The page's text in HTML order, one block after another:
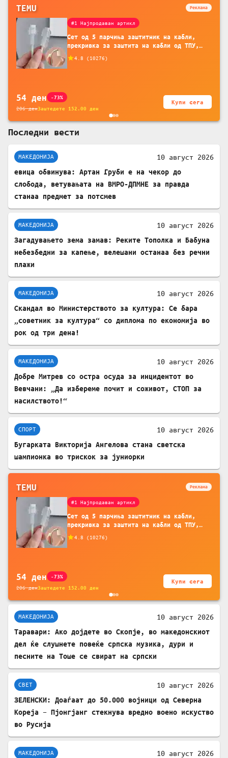
TEMU Реклама
#1 Најпродаван артикл
Сет од 5 парчиња заштитник на кабли,
прекривка за заштита на кабли од ТПУ,
батерија, за мобилни телефони, комплет
4.8 ( 10276)
54 ден -73%
206денЗаштедете 152.00 ден
Купи сега
Последни вести
МАКЕДОНИЈА 10 август 2026
евица обвинува: Артан Груби е на чекор до
слобода, ветувањата на ВМРО-ДПМНЕ за правда
станаа предмет за потсмев
МАКЕДОНИЈА 10 август 2026
Загадувањето зема замав: Реките Тополка и Бабуна
небезбедни за капење, велешани останаа без речни
плажи
МАКЕДОНИЈА 10 август 2026
Скандал во Министерството за култура: Се бара
„советник за култура“ со диплома по економија во
рок од три дена!
МАКЕДОНИЈА 10 август 2026
Добре Митрев со остра осуда за инцидентот во
Вевчани: „Да избереме почит и соживот, СТОП за
насилството!“
СПОРТ 10 август 2026
Бугарката Викторија Ангелова стана светска
шампионка во трискок за јуниорки
TEMU Реклама
#1 Најпродаван артикл
Сет од 5 парчиња заштитник на кабли,
прекривка за заштита на кабли од ТПУ,
батерија, за мобилни телефони, комплет
4.8 ( 10276)
54 ден -73%
206денЗаштедете 152.00 ден
Купи сега
МАКЕДОНИЈА 10 август 2026
Таравари: Ако дојдете во Скопје, во македонскиот
дел ќе слушнете повеќе српска музика, дури и
песните на Тоше се свират на српски
СВЕТ 10 август 2026
ЗЕЛЕНСКИ: Доаѓаат до 50.000 војници од Северна
Кореја – Пјонгјанг стекнува вредно воено искуство
во Русија
МАКЕДОНИЈА 10 август 2026